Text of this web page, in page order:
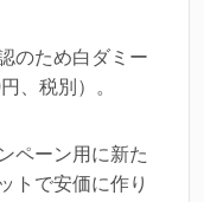
のため白ダミー
、税別）。
ペーン用に新た
トで安価に作り